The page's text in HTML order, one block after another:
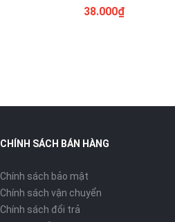
38.000₫
CHÍNH SÁCH BÁN HÀNG
Chính sách bảo mật
Chính sách vận chuyển
Chính sách đổi trả